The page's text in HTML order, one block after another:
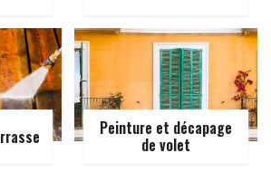
Peinture et décapage
de volet